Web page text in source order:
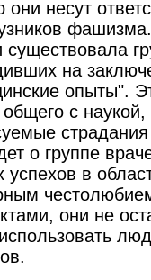
они несут
существовала
на
опыты".
общего с
о группе
успехов в
они не